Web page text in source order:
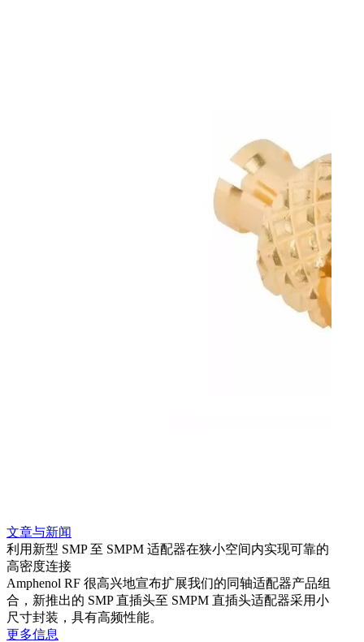
文章与新闻
利用新型 SMP 至 SMPM 适配器在狭小空间内实现可靠的
高密度连接
Amphenol RF 很高兴地宣布扩展我们的同轴适配器产品组
合，新推出的 SMP 直插头至 SMPM 直插头适配器采用小
尺寸封装，具有高频性能。
更多信息